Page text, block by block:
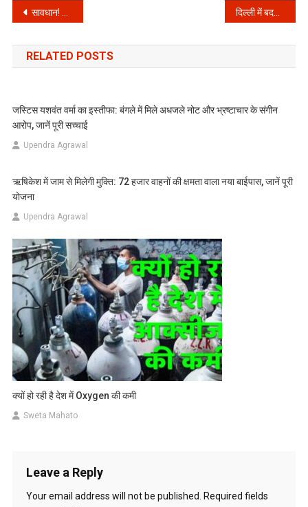
Post
navigation
सावधान! अगर घर में है PNG कनेक्शन तो 3 महीने में बंद हो जाएगा आपका गैस सिलेंडर, सरकार ने जारी किया नया नियम
RELATED POSTS
जस्टिस यशवंत वर्मा का इस्तीफा: बंगले में मिले अधजले नोट और भ्रष्टाचार के संगीन
आरोप, जानें पूरी सच्चाई
Upendra Agrawal
ऋषिकेश में जाम से मिलेगी मुक्ति: 72 हजार वाहनों की क्षमता वाला नया बाईपास, जानें पूरी
योजना
Upendra Agrawal
क्यों हो रही है देश में Oxygen की कमी
Sweta Mahato
Leave a Reply
Your email address will not be published.
Required fields